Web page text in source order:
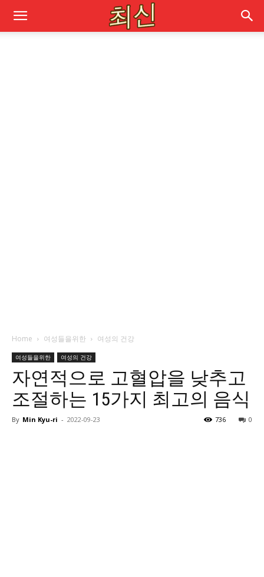
Home 여성들을위한 여성의 건강
여성들을위한 여성의 건강
자연적으로 고혈압을 낮추고
조절하는 15가지 최고의 음식
By Min Kyu-ri - 2022-09-23 0
736